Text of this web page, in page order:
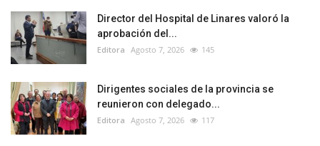
Director del Hospital de Linares valoró la
aprobación del...
Editora Agosto 7, 2026 145
Dirigentes sociales de la provincia se
reunieron con delegado...
Editora Agosto 7, 2026 117